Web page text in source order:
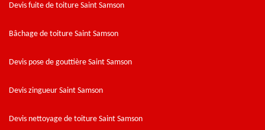
Devis fuite de toiture Saint Samson
Bâchage de toiture Saint Samson
Devis pose de gouttière Saint Samson
Devis zingueur Saint Samson
Devis nettoyage de toiture Saint Samson